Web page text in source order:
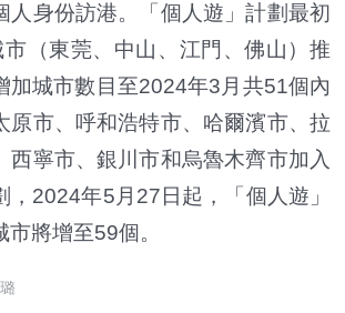
人身份訪港。「個人遊」計劃最初
（東莞、中山、江門、佛山）推
加城市數目至2024年3月共51個內
原市、呼和浩特市、哈爾濱市、拉
西寧市、銀川市和烏魯木齊市加入
，2024年5月27日起，「個人遊」
將增至59個。